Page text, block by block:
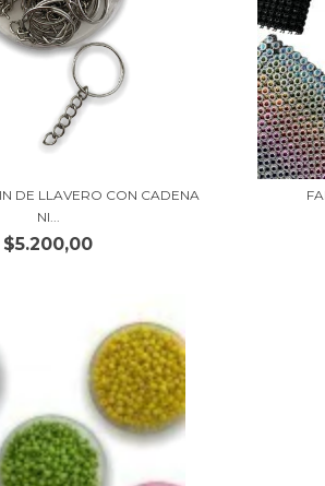
DE LLAVERO CON CADENA
NI...
$5.200,00